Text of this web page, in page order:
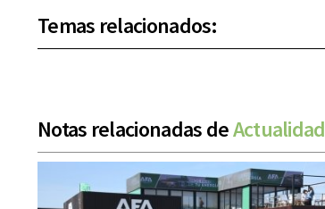
Temas relacionados:
Notas relacionadas deActualidad